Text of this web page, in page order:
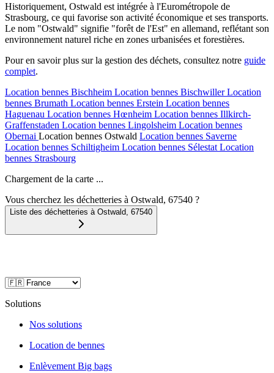
Historiquement, Ostwald est intégrée à l'Eurométropole de
Strasbourg, ce qui favorise son activité économique et ses transports.
Le nom "Ostwald" signifie "forêt de l'Est" en allemand, reflétant son
environnement naturel riche en zones urbanisées et forestières.
Pour en savoir plus sur la gestion des déchets, consultez notre guide
complet.
Location bennes Bischheim Location bennes Bischwiller Location
bennes Brumath Location bennes Erstein Location bennes
Haguenau Location bennes Hœnheim Location bennes Illkirch-
Graffenstaden Location bennes Lingolsheim Location bennes
Obernai Location bennes Ostwald Location bennes Saverne
Location bennes Schiltigheim Location bennes Sélestat Location
bennes Strasbourg
Chargement de la carte ...
Vous cherchez les déchetteries à Ostwald, 67540 ?
Liste des déchetteries à Ostwald 67540
Solutions
Nos solutions
Location de bennes
Enlèvement Big bags